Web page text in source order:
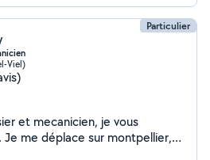
Particulier
Viel)
et mecanicien, je vous
me déplace sur montpellier,